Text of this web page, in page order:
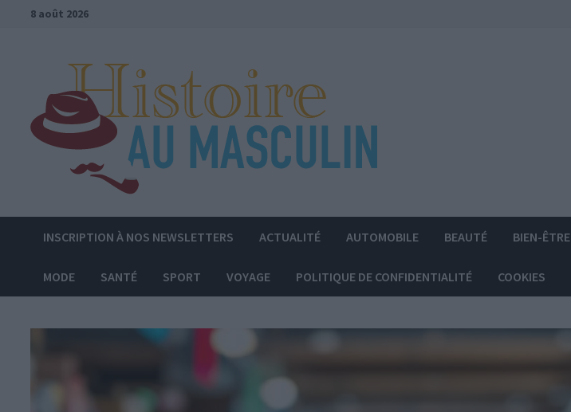
Passer8 août 2026
INSCRIPTION À NOS NEWSLETTERS ACTUALITÉ AUTOMOBILE BEAUTÉ BIEN-ÊTRE
MODE SANTÉ SPORT VOYAGE POLITIQUE DE CONFIDENTIALITÉ COOKIES